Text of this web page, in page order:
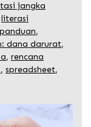
jangka
literasi
panduan,
dana darurat,
, rencana
, spreadsheet,